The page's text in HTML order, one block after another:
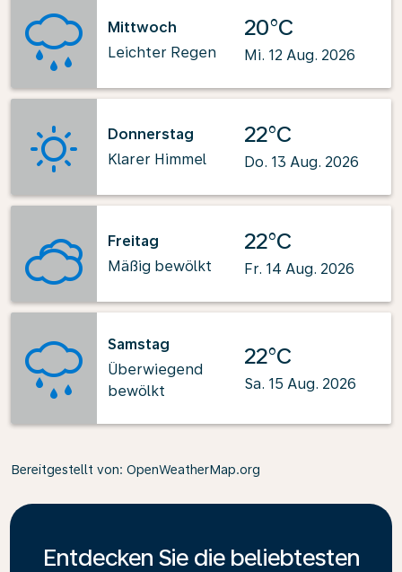
Mittwoch
Leichter Regen
20°C
Mi. 12 Aug. 2026
Donnerstag
Klarer Himmel
22°C
Do. 13 Aug. 2026
Freitag
Mäßig bewölkt
22°C
Fr. 14 Aug. 2026
Samstag
Überwiegend
bewölkt
22°C
Sa. 15 Aug. 2026
Bereitgestellt von: OpenWeatherMap.org
Entdecken Sie die beliebtesten